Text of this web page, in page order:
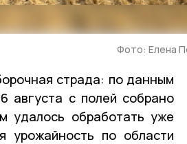
Фото: Елена
страда: по данным
августа с полей собрано
удалось обработать уже
урожайность по области